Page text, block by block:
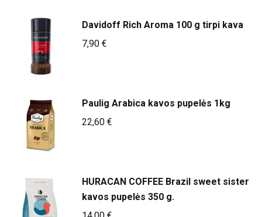
Davidoff Rich Aroma 100 g tirpi kava
7,90 €
Paulig Arabica kavos pupelės 1kg
22,60 €
HURACAN COFFEE Brazil sweet sister
kavos pupelės 350 g.